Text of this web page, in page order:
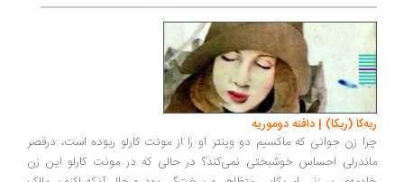
ربه‌کا (ربکا) | دافنه دوموریه
چرا زن جوانی که ماکسیم دو وینتر او را از مونت کارلو ربوده است، درقصر
ماندرلی احساس خوشبختی نمی­‌کند؟ در حالی که در مونت کارلو این زن